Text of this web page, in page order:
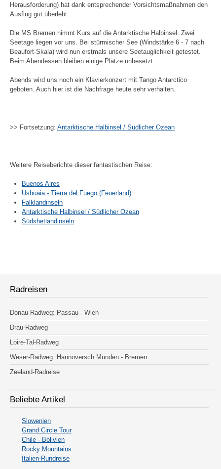
Herausforderung) hat dank entsprechender Vorsichtsmaßnahmen den
Ausflug gut überlebt.
Die MS Bremen nimmt Kurs auf die Antarktische Halbinsel. Zwei
Seetage liegen vor uns. Bei stürmischer See (Windstärke 6 - 7 nach
Beaufort-Skala) wird nun erstmals unsere Seetauglichkeit getestet.
Beim Abendessen bleiben einige Plätze unbesetzt.
Abends wird uns noch ein Klavierkonzert mit Tango Antarctico
geboten. Auch hier ist die Nachfrage heute sehr verhalten.
>> Fortsetzung: Antarktische Halbinsel / Südlicher Ozean
Weitere Reiseberichte dieser fantastischen Reise:
Buenos Aires
Ushuaia - Tierra del Fuego (Feuerland)
Falklandinseln
Antarktische Halbinsel / Südlicher Ozean
Südshetlandinseln
Radreisen
Donau-Radweg: Passau - Wien
Drau-Radweg
Loire-Tal-Radweg
Weser-Radweg: Hannoversch Münden - Bremen
Zeeland-Radreise
Beliebte Artikel
Slowenien
Grand Circle Tour
Chile - Bolivien
Rocky Mountains
Italien-Rundreise